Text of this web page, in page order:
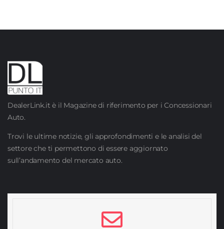
DealerLink.it è il Magazine di riferimento per i Concessionari
Auto.
Trovi le ultime notizie, gli approfondimenti e le analisi del
settore che ti permettono di essere aggiornato
sull’andamento del mercato auto.